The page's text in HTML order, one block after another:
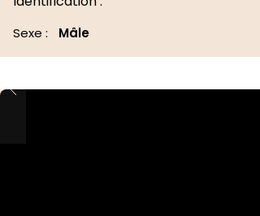
Sexe : Mâle